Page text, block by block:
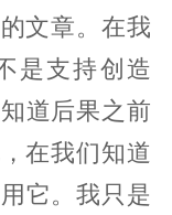
文章。在我
是支持创造
道后果之前
在我们知道
它。我只是